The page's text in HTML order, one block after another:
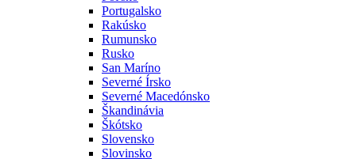
Portugalsko
Rakúsko
Rumunsko
Rusko
San Maríno
Severné Írsko
Severné Macedónsko
Škandinávia
Škótsko
Slovensko
Slovinsko